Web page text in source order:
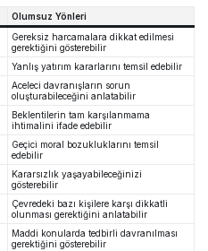
Olumsuz Yönleri
Gereksiz harcamalara dikkat edilmesi
gerektiğini gösterebilir
Yanlış yatırım kararlarını temsil edebilir
Aceleci davranışların sorun
oluşturabileceğini anlatabilir
Beklentilerin tam karşılanmama
ihtimalini ifade edebilir
Geçici moral bozukluklarını temsil
edebilir
Kararsızlık yaşayabileceğinizi
gösterebilir
Çevredeki bazı kişilere karşı dikkatli
olunması gerektiğini anlatabilir
Maddi konularda tedbirli davranılması
gerektiğini gösterebilir